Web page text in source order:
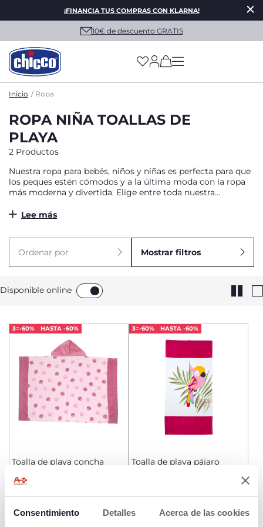
Consentimiento Detalles Acerca de las cookies
¡FINANCIA TUS COMPRAS CON KLARNA!
10€ de descuento GRATIS
(has more options
Inicio Ropa
ROPA NIÑA TOALLAS DE
PLAYA
2 Productos
Nuestra ropa para bebés, niños y niñas es perfecta para que
los peques estén cómodos y a la última moda con la ropa
más moderna y divertida. Elige entre toda nuestra
las prendas más fresquitas y ligeras para el verano, hasta los
Lee más
Ordenar por Mostrar filtros
Disponible online
3=-60% HASTA -60%
Toalla de playa concha
€ 29,99
AÑADIR
3=-60% HASTA -60%
Toalla de playa pájaro
AÑADIR